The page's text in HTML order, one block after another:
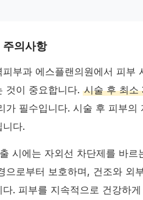
주의사항
피부과 에스플랜의원에서 피부
것이 중요합니다. 시술 후 최소
가 필수입니다. 시술 후 피부
니다.
시에는 자외선 차단제를 바
으로부터 보호하며, 건조와 외
다. 피부를 지속적으로 건강하